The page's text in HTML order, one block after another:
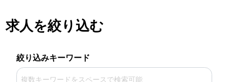
求人を絞り込む
絞り込みキーワード